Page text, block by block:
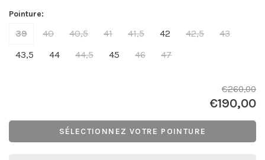
Pointure:
39 40 40,5 41 41,5 42 42,5
43
43,5
44 44,5 45 46 47
€260,00
€190,00
SÉLECTIONNEZ VOTRE POINTURE